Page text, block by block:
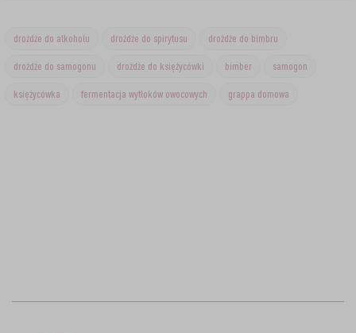
drożdże do alkoholu drożdże do spirytusu drożdże do bimbru
drożdże do samogonu drożdże do księżycówki bimber samogon
księżycówka fermentacja wytłoków owocowych grappa domowa